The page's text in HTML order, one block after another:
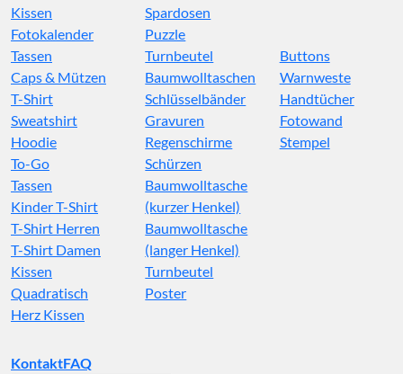
Kissen
Fotokalender
Spardosen
Puzzle
Tassen
Caps & Mützen
T-Shirt
Sweatshirt
Hoodie
To-Go
Turnbeutel
Baumwolltaschen
Schlüsselbänder
Gravuren
Regenschirme
Schürzen
Buttons
Warnweste
Handtücher
Fotowand
Stempel
Tassen
Kinder T-Shirt
T-Shirt Herren
T-Shirt Damen
Kissen
Quadratisch
Herz Kissen
Baumwolltasche
(kurzer Henkel)
Baumwolltasche
(langer Henkel)
Turnbeutel
Poster
KontaktFAQ